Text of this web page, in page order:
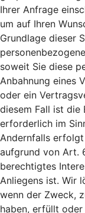
Ihrer Anfrage
um auf Ihren
Grundlage dieser
soweit Sie diese
Anbahnung eines
oder ein
diesem Fall ist die
erforderlich im
Andernfalls erfolgt
aufgrund von Art.
berechtigtes
Anliegens ist. Wir
wenn der Zweck,
haben, erfüllt